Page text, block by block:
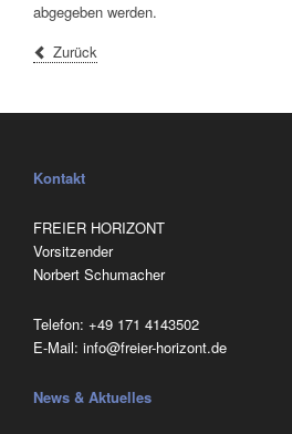
abgegeben werden.
Zurück
Kontakt
FREIER HORIZONT
Vorsitzender
Norbert Schumacher
Telefon: ‭+49 171 4143502
E-Mail: info@freier-horizont.de
News & Aktuelles